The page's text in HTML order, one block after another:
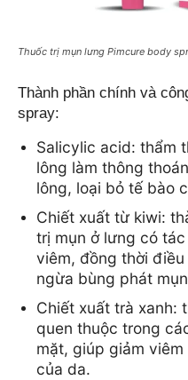
Thuốc trị mụn lưng Pimcure body
Thành phần chính và
spray:
Salicylic acid: thẩm
lông làm thông
lông, loại bỏ tế bào
Chiết xuất từ kiwi:
trị mụn ở lưng có
viêm, đồng thời
ngừa bùng phát
Chiết xuất trà xanh:
quen thuộc trong
mặt, giúp giảm
của da.